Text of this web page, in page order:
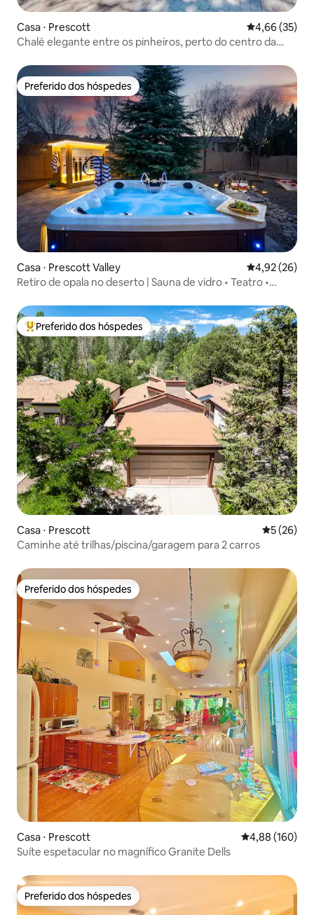
Casa ⋅ Prescott 4,66 de uma
4,66 (35)
Chalé elegante entre os pinheiros, perto do centro da
Preferido dos hóspedes
Preferido dos hóspedes
Casa ⋅ Prescott Valley 4,92 de uma
4,92 (26)
Retiro de opala no deserto | Sauna de vidro • Teatro •
Entre os melhores preferidos dos hóspedes
Preferido dos hóspedes
Casa ⋅ Prescott 5 de uma
5 (26)
Caminhe até trilhas/piscina/garagem para 2 carros
Preferido dos hóspedes
Preferido dos hóspedes
Casa ⋅ Prescott 4,88 de uma
4,88 (160)
Suíte espetacular no magnífico Granite Dells
Preferido dos hóspedes
Preferido dos hóspedes